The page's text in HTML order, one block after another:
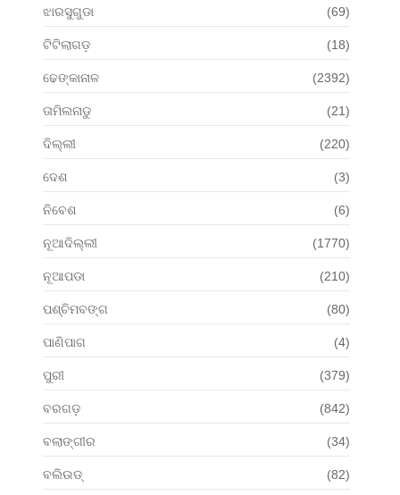
ଝାରସୁଗୁଡା (69)
ଟିଟିଲାଗଡ଼ (18)
ଢେଙ୍କାନାଳ (2392)
ତାମିଲନାଡୁ (21)
ଦିଲ୍ଲୀ (220)
ଦେଶ (3)
ନିବେଶ (6)
ନୂଆଦିଲ୍ଲୀ (1770)
ନୂଆପଡା (210)
ପଶ୍ଚିମବଙ୍ଗ (80)
ପାଣିପାଗ (4)
ପୁରୀ (379)
ବରଗଡ଼ (842)
ବଲାଙ୍ଗୀର (34)
ବଲିଉଡ୍ (82)